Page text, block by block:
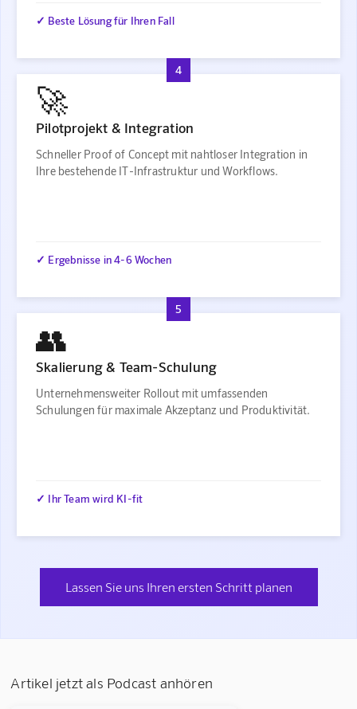
✓ Beste Lösung für Ihren Fall
4
🚀
Pilotprojekt & Integration
Schneller Proof of Concept mit nahtloser Integration in
Ihre bestehende IT-Infrastruktur und Workflows.
✓ Ergebnisse in 4-6 Wochen
5
👥
Skalierung & Team-Schulung
Unternehmensweiter Rollout mit umfassenden
Schulungen für maximale Akzeptanz und Produktivität.
✓ Ihr Team wird KI-fit
Lassen Sie uns Ihren ersten Schritt planen
Artikel jetzt als Podcast anhören